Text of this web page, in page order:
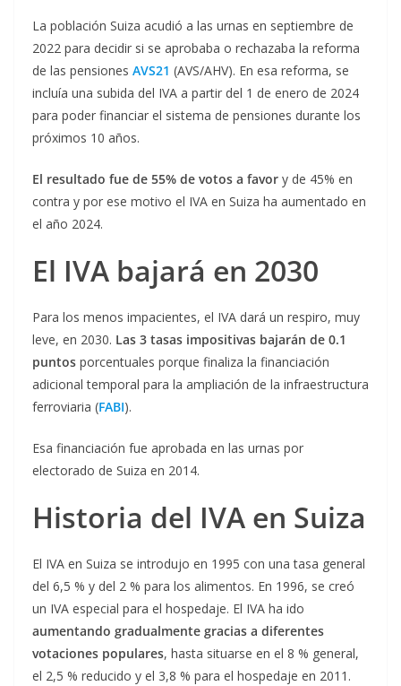
La población Suiza acudió a las urnas en septiembre de
2022 para decidir si se aprobaba o rechazaba la reforma
de las pensiones AVS21 (AVS/AHV). En esa reforma, se
incluía una subida del IVA a partir del 1 de enero de 2024
para poder financiar el sistema de pensiones durante los
próximos 10 años.
El resultado fue de 55% de votos a favor y de 45% en
contra y por ese motivo el IVA en Suiza ha aumentado en
el año 2024.
El IVA bajará en 2030
Para los menos impacientes, el IVA dará un respiro, muy
leve, en 2030. Las 3 tasas impositivas bajarán de 0.1
puntos porcentuales porque finaliza la financiación
adicional temporal para la ampliación de la infraestructura
ferroviaria (FABI).
Esa financiación fue aprobada en las urnas por
electorado de Suiza en 2014.
Historia del IVA en Suiza
El IVA en Suiza se introdujo en 1995 con una tasa general
del 6,5 % y del 2 % para los alimentos. En 1996, se creó
un IVA especial para el hospedaje. El IVA ha ido
aumentando gradualmente gracias a diferentes
votaciones populares, hasta situarse en el 8 % general,
el 2,5 % reducido y el 3,8 % para el hospedaje en 2011.